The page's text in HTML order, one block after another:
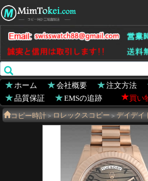
ホーム 会社概要 注文方法
品質保証
EMSの追跡 買い
コピー時計 > ロレックスコピー > デイデイ